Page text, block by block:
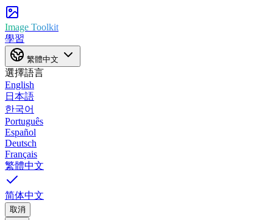
Image Toolkit
學習
繁體中文
選擇語言
English
日本語
한국어
Português
Español
Deutsch
Français
繁體中文
简体中文
取消